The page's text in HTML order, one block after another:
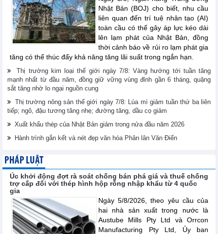
Nhật Bản (BOJ) cho biết, nhu cầu
liên quan đến trí tuệ nhân tạo (AI)
toàn cầu có thể gây áp lực kéo dài
lên lạm phát của Nhật Bản, đồng
thời cảnh báo về rủi ro lạm phát gia
tăng có thể thúc đẩy khả năng tăng lãi suất trong ngắn hạn.
Thị trường kim loại thế giới ngày 7/8: Vàng hướng tới tuần tăng
mạnh nhất từ đầu năm, đồng giữ vững vùng đỉnh gần 6 tháng, quặng
sắt tăng nhờ lo ngại nguồn cung
Thị trường nông sản thế giới ngày 7/8: Lúa mì giảm tuần thứ ba liên
tiếp; ngô, đậu tương tăng nhẹ; đường tăng, dầu cọ giảm
Xuất khẩu thép của Nhật Bản giảm trong nửa đầu năm 2026
Hành trình gắn kết và nét đẹp văn hóa Phân lân Văn Điển
PHÁP LUẬT
Úc khởi động đợt rà soát chống bán phá giá và thuế chống
trợ cấp đối với thép hình hộp rỗng nhập khẩu từ 4 quốc
gia
Ngày 5/8/2026, theo yêu cầu của
hai nhà sản xuất trong nước là
Austube Mills Pty Ltd và Orrcon
Manufacturing Pty Ltd, Ủy ban